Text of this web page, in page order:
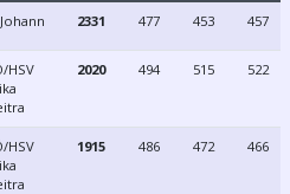
2331 477 453 457
HSV
2020 494 515 522
HSV
1915 486 472 466